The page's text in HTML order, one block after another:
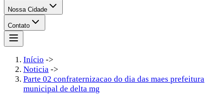
Nossa Cidade
Contato
Início ->
Noticia ->
Parte 02 confraternizacao do dia das maes prefeitura
municipal de delta mg